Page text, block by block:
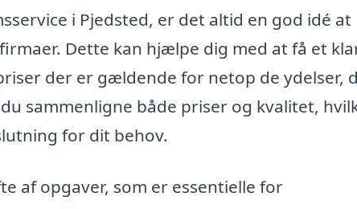
i Pjedsted, er det altid en god idé at
Dette kan hjælpe dig med at få et
der er gældende for netop de ydelser,
sammenligne både priser og kvalitet,
for dit behov.
af opgaver, som er essentielle for